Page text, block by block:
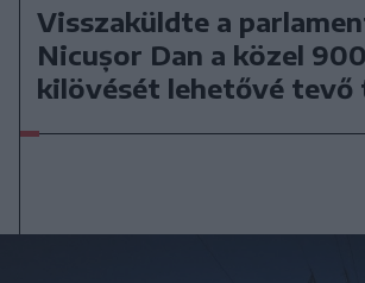
Visszaküldte a
Nicușor Dan a közel
kilövését lehetővé